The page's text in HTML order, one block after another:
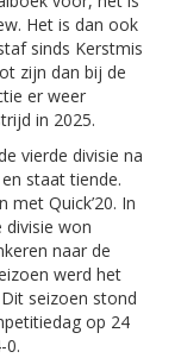
Het is dan ook
sinds Kerstmis
zijn dan bij de
er weer
in 2025.
vierde divisie na
staat tiende.
met Quick’20. In
divisie won
naar de
werd het
seizoen stond
op 24
0.